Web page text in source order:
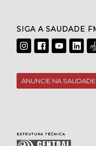
SIGA A SAUDADE
ANUNCIE NA SAUDADE